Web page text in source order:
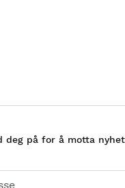
deg på for å motta